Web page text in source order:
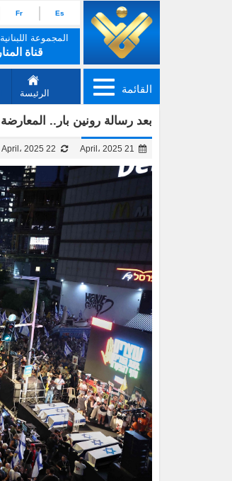
Es
Fr
المجموعة
قناة المنار
القائمة الرئيسة
بعد رسالة رونين بار..